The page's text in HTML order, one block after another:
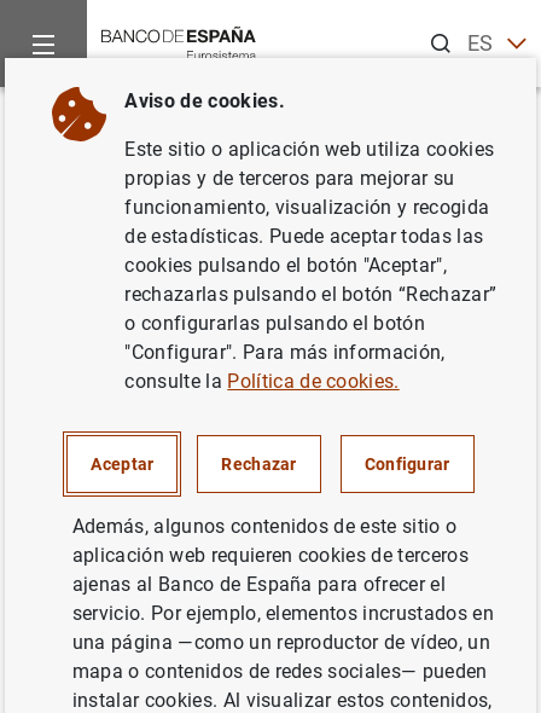
ESEN
Inicio Noticias y eventos
Volver
El BCE ha decidido las
modalidades detalladas para
reducir las tenencias de valores
en el marco del programa de
compras de activos
POLÍTICA MONETARIA
El BCE ha decidido las modalidades
detalladas para reducir las tenencias de
valores en el marco del programa de
compras de activos (95KB)
Aviso de cookies.
Este sitio o aplicación web utiliza cookies
propias y de terceros para mejorar su
funcionamiento, visualización y recogida
de estadísticas. Puede aceptar todas las
cookies pulsando el botón "Aceptar",
rechazarlas pulsando el botón “Rechazar”
o configurarlas pulsando el botón
"Configurar". Para más información,
consulte la Política de cookies.
Aceptar Rechazar Configurar
Además, algunos contenidos de este sitio o
aplicación web requieren cookies de terceros
ajenas al Banco de España para ofrecer el
servicio. Por ejemplo, elementos incrustados en
una página —como un reproductor de vídeo, un
mapa o contenidos de redes sociales— pueden
instalar cookies. Al visualizar estos contenidos,